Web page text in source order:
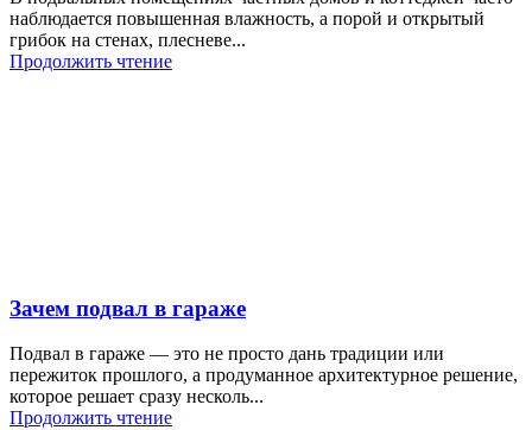
наблюдается повышенная влажность, а порой и открытый
грибок на стенах, плесневе...
Продолжить чтение
Зачем подвал в гараже
Подвал в гараже — это не просто дань традиции или
пережиток прошлого, а продуманное архитектурное решение,
которое решает сразу несколь...
Продолжить чтение